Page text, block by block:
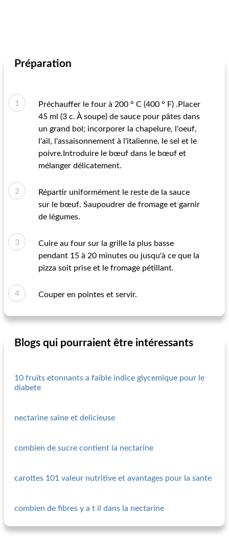
Préparation
Préchauffer le four à 200 ° C (400 ° F) .Placer
45 ml (3 c. À soupe) de sauce pour pâtes dans
un grand bol; incorporer la chapelure, l'oeuf,
l'ail, l'assaisonnement à l'italienne, le sel et le
poivre.Introduire le bœuf dans le bœuf et
mélanger délicatement.
Répartir uniformément le reste de la sauce
sur le bœuf. Saupoudrer de fromage et garnir
de légumes.
Cuire au four sur la grille la plus basse
pendant 15 à 20 minutes ou jusqu'à ce que la
pizza soit prise et le fromage pétillant.
Couper en pointes et servir.
Blogs qui pourraient être intéressants
10 fruits etonnants a faible indice glycemique pour le
diabete
nectarine saine et delicieuse
combien de sucre contient la nectarine
carottes 101 valeur nutritive et avantages pour la sante
combien de fibres y a t il dans la nectarine